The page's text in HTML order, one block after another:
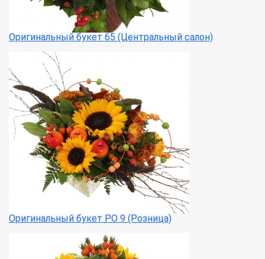
Оригинальный букет 65 (Центральный салон)
Оригинальный букет РО 9 (Розница)